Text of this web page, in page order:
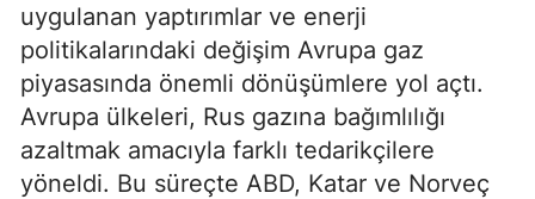
uygulanan yaptırımlar ve enerji
politikalarındaki değişim Avrupa gaz
piyasasında önemli dönüşümlere yol açtı.
Avrupa ülkeleri, Rus gazına bağımlılığı
azaltmak amacıyla farklı tedarikçilere
yöneldi. Bu süreçte ABD, Katar ve Norveç